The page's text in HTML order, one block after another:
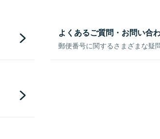
よくあるご質問・お問い合
郵便番号に関するさまざまな疑